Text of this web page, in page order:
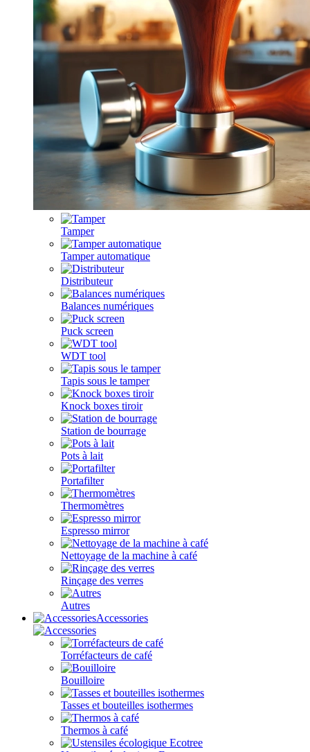
Tamper
Tamper automatique
Distributeur
Balances numériques
Puck screen
WDT tool
Tapis sous le tamper
Knock boxes tiroir
Station de bourrage
Pots à lait
Portafilter
Thermomètres
Espresso mirror
Nettoyage de la machine à café
Rinçage des verres
Autres
Accessories
Torréfacteurs de café
Bouilloire
Tasses et bouteilles isothermes
Thermos à café